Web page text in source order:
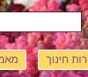
חינוך